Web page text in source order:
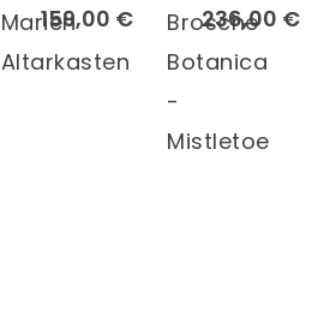
159,00 €
Marien
Altarkasten
236,00 €
Brosche
Botanica
-
Mistletoe